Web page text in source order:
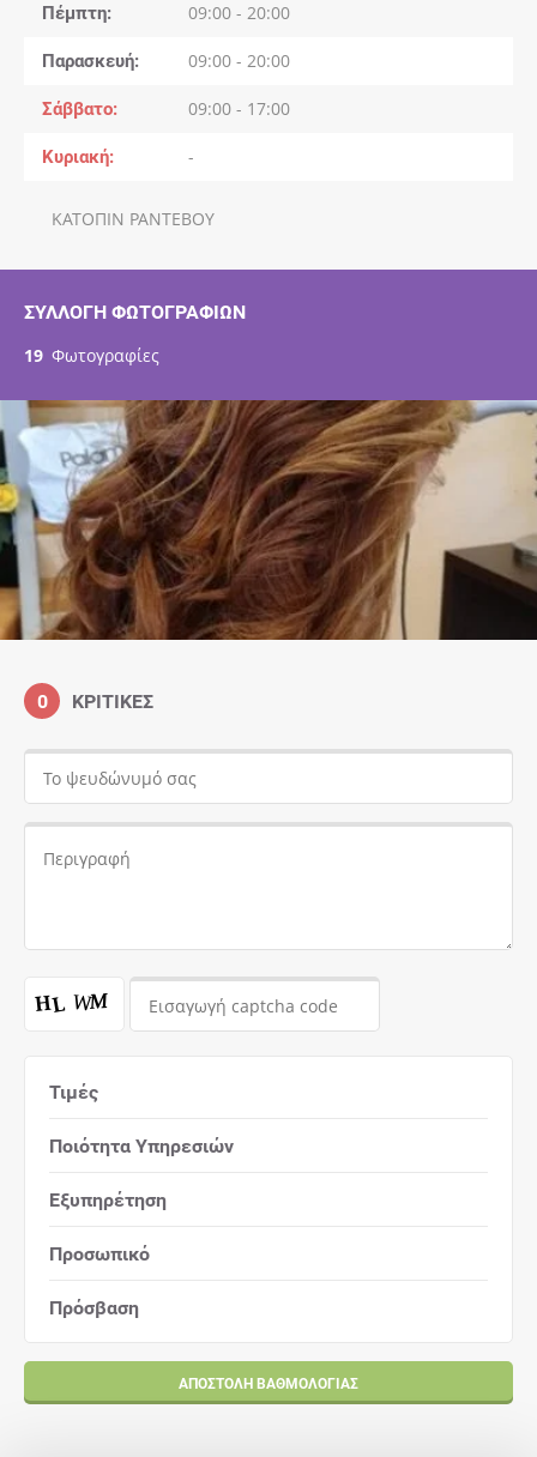
Πέμπτη 09:00 - 20:00
Παρασκευή 09:00 - 20:00
Σάββατο 09:00 - 17:00
Κυριακή -
ΚΑΤΟΠΙΝ ΡΑΝΤΕΒΟΥ
ΣΥΛΛΟΓΉ ΦΩΤΟΓΡΑΦΙΏΝ
19 Φωτογραφίες
0 ΚΡΙΤΙΚΈΣ
Τιμές
Ποιότητα Υπηρεσιών
Εξυπηρέτηση
Προσωπικό
Πρόσβαση
ΑΠΟΣΤΟΛΉ ΒΑΘΜΟΛΟΓΊΑΣ